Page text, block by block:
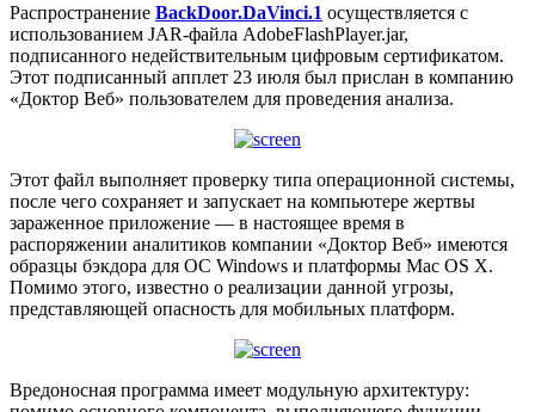
Распространение BackDoor.DaVinci.1 осуществляется с
использованием JAR-файла AdobeFlashPlayer.jar,
подписанного недействительным цифровым сертификатом.
Этот подписанный апплет 23 июля был прислан в компанию
«Доктор Веб» пользователем для проведения анализа.
Этот файл выполняет проверку типа операционной системы,
после чего сохраняет и запускает на компьютере жертвы
зараженное приложение — в настоящее время в
распоряжении аналитиков компании «Доктор Веб» имеются
образцы бэкдора для ОС Windows и платформы Mac OS X.
Помимо этого, известно о реализации данной угрозы,
представляющей опасность для мобильных платформ.
Вредоносная программа имеет модульную архитектуру: